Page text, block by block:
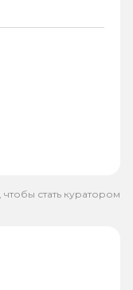
, чтобы стать куратором